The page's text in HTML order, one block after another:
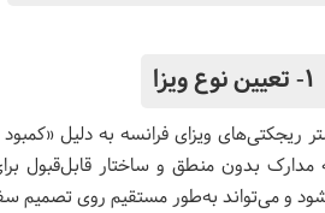
ریجکتی‌های ویزای فرانسه به دلیل
مدارک بدون منطق و ساختار
و می‌تواند به‌طور مستقیم روی تصمیم